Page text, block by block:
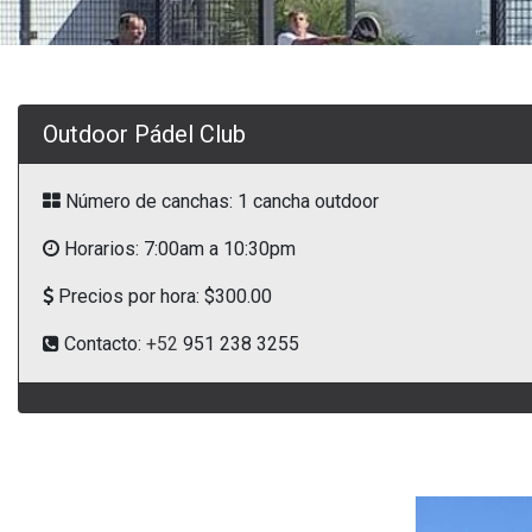
Outdoor Pádel Club
Número de canchas: 1 cancha outdoor
Horarios: 7:00am a 10:30pm
Precios por hora: $300.00
Contacto: +52 951 238 3255